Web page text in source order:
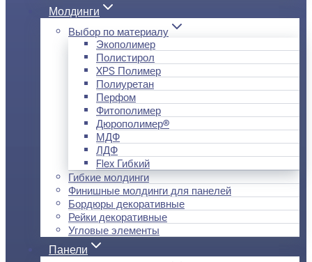
Молдинги
Выбор по материалу
Экополимер
Полистирол
XPS Полимер
Полиуретан
Перфом
Фитополимер
Дюрополимер®
МДФ
ЛДФ
Flex Гибкий
Гибкие молдинги
Финишные молдинги для панелей
Бордюры декоративные
Рейки декоративные
Угловые элементы
Панели